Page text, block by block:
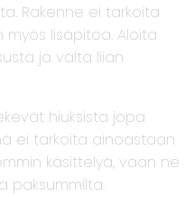
Rakenne ei tarkoita
lisäpitoa. Aloita
ja vältä liian
hiuksista jopa
ei tarkoita ainoastaan
käsittelyä, vaan ne
paksummilta.